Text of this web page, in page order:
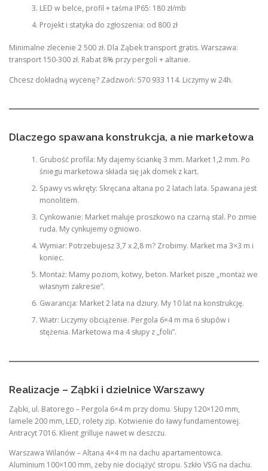
LED w belce, profil + taśma IP65: 180 zł/mb
Projekt i statyka do zgłoszenia: od 800 zł
Minimalne zlecenie 2 500 zł. Dla Ząbek transport gratis. Warszawa:
transport 150-300 zł. Rabat 8% przy pergoli + altanie.
Chcesz dokładną wycenę? Zadzwoń: 570 933 114. Liczymy w 24h.
Dlaczego spawana konstrukcja, a nie marketowa
Grubość profila: My dajemy ściankę 3 mm. Market 1,2 mm. Po
śniegu marketowa składa się jak domek z kart.
Spawy vs wkręty: Skręcana altana po 2 latach lata. Spawana jest
monolitem.
Cynkowanie: Market maluje proszkowo na czarną stal. Po zimie
ruda. My cynkujemy ogniowo.
Wymiar: Potrzebujesz 3,7 x 2,8 m? Zrobimy. Market ma 3×3 m i
koniec.
Montaż: Mamy poziom, kotwy, beton. Market pisze „montaż we
własnym zakresie”.
Gwarancja: Market 2 lata na dziury. My 10 lat na konstrukcję.
Wiatr: Liczymy obciążenie. Pergola 6×4 m ma 6 słupów i
stężenia. Marketowa ma 4 słupy z „folii”.
Realizacje – Ząbki i dzielnice Warszawy
Ząbki, ul. Batorego – Pergola 6×4 m przy domu. Słupy 120×120 mm,
lamele 200 mm, LED, rolety zip. Kotwienie do ławy fundamentowej.
Antracyt 7016. Klient grilluje nawet w deszczu.
Warszawa Wilanów – Altana 4×4 m na dachu apartamentowca.
Aluminium 100×100 mm, żeby nie dociążyć stropu. Szkło VSG na dachu.